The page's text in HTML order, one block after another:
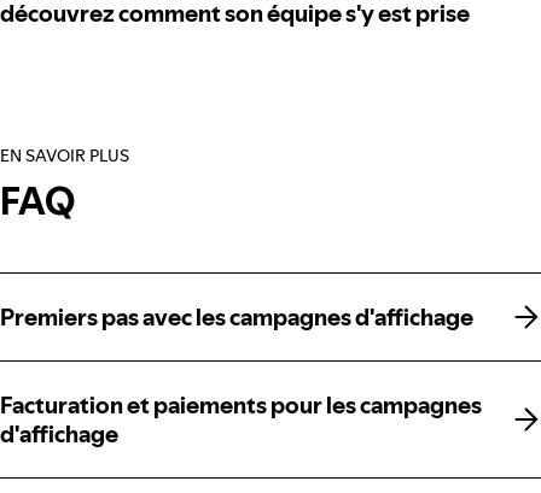
découvrez comment son équipe s'y est prise
EN SAVOIR PLUS
FAQ
Premiers pas avec les campagnes d'affichage
Premiers pas avec les campagnes d'affichage
Facturation et paiements pour les campagnes
d'affichage
Facturation et paiements pour les campagnes
d'affichage